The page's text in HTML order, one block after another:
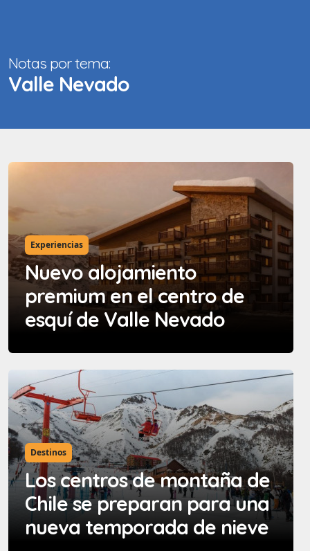
Notas por tema:
Valle Nevado
Experiencias
Nuevo alojamiento
premium en el centro de
esquí de Valle Nevado
Destinos
Los centros de montaña de
Chile se preparan para una
nueva temporada de nieve